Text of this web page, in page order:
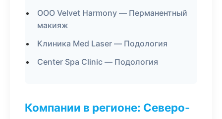
ООО Velvet Harmony — Перманентный
макияж
Клиника Med Laser — Подология
Center Spa Clinic — Подология
Компании в регионе: Северо-